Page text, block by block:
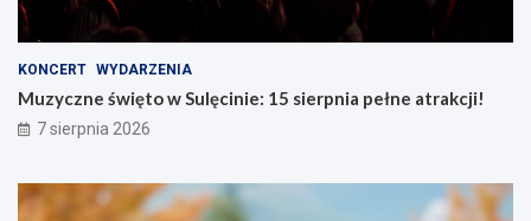
KONCERT WYDARZENIA
Muzyczne święto w Sulęcinie: 15 sierpnia pełne atrakcji!
7 sierpnia 2026